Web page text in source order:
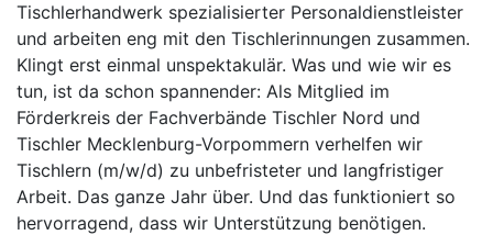
Tischlerhandwerk spezialisierter Personaldienstleister
und arbeiten eng mit den Tischlerinnungen zusammen.
Klingt erst einmal unspektakulär. Was und wie wir es
tun, ist da schon spannender: Als Mitglied im
Förderkreis der Fachverbände Tischler Nord und
Tischler Mecklenburg-Vorpommern verhelfen wir
Tischlern (m/w/d) zu unbefristeter und langfristiger
Arbeit. Das ganze Jahr über. Und das funktioniert so
hervorragend, dass wir Unterstützung benötigen.